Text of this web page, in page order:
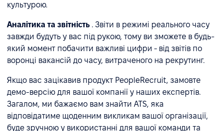
культурою.
Аналітика та звітність . Звіти в режимі реального часу
завжди будуть у вас під рукою, тому ви зможете в будь-
який момент побачити важливі цифри - від звітів по
воронці вакансій до часу, витраченого на рекрутинг.
Якщо вас зацікавив продукт PeopleRecruit, замовте
демо-версію для вашої компанії у наших експертів.
Загалом, ми бажаємо вам знайти ATS, яка
відповідатиме щоденним викликам вашої організації,
буде зручною у використанні для вашої команди та